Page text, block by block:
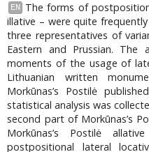
EN
The forms of
illative – were quite
three representatives of
Eastern and Prussian.
moments of the usage of
Lithuanian written
Morkūnas’s Postilė
statistical analysis was
second part of Morkūnas’s
Morkūnas’s Postilė
postpositional lateral